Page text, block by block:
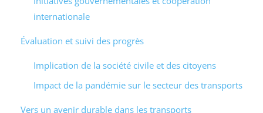
internationale
Évaluation et suivi des progrès
Implication de la société civile et des citoyens
Impact de la pandémie sur le secteur des transports
Vers un avenir durable dans les transports